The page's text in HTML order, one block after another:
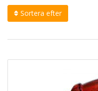
Sortera efter